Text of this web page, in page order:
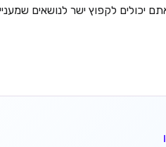
יכולים לקפוץ ישר לנושאים